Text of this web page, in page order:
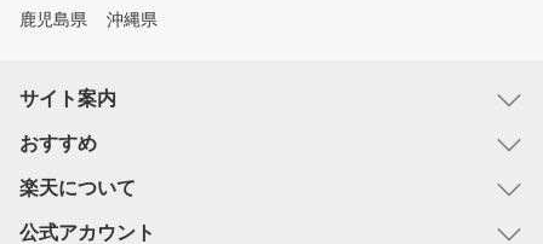
鹿児島県
沖縄県
サイト案内
おすすめ
楽天について
公式アカウント